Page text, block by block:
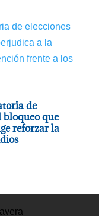
de
bloqueo que
reforzar la